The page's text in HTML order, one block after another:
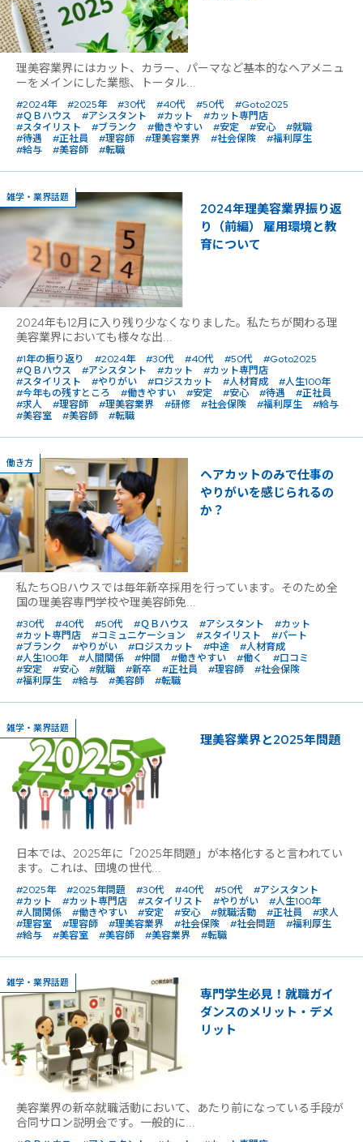
理美容業界にはカット、カラー、パーマなど基本的なヘアメニュ
ーをメインにした業態、トータル...
#2024年 #2025年 #30代 #40代 #50代
#Goto2025
#ＱＢハウス
#アシスタント #カット
#カット専門店
#スタイリスト
#ブランク #働きやすい #安定 #安心
#就職
#待遇
#正社員 #理容師 #理美容業界 #社会保険
#福利厚生
#給与
#美容師 #転職
雑学・業界話題
2024年理美容業界振り返
り（前編） 雇用環境と教
育について
2024年も12月に入り残り少なくなりました。私たちが関わる理
美容業界においても様々な出...
#1年の振り返り #2024年 #30代 #40代 #50代
#Goto2025
#ＱＢハウス
#アシスタント #カット
#カット専門店
#スタイリスト
#やりがい #ロジスカット #人材育成
#人生100年
#今年もの残すところ
#働きやすい #安定 #安心 #待遇
#正社員
#求人
#理容師 #理美容業界 #研修 #社会保険 #福利厚生
#給与
#美容室
#美容師 #転職
働き方
ヘアカットのみで仕事の
やりがいを感じられるの
か？
私たちQBハウスでは毎年新卒採用を行っています。そのため全
国の理美容専門学校や理美容師免...
#30代 #40代 #50代 #ＱＢハウス #アシスタント
#カット
#カット専門店
#コミュニケーション #スタイリスト
#パート
#ブランク
#やりがい #ロジスカット #中途
#人材育成
#人生100年
#人間関係 #仲間 #働きやすい #働く
#口コミ
#安定
#安心 #就職 #新卒 #正社員 #理容師
#社会保険
#福利厚生
#給与 #美容師 #転職
雑学・業界話題
理美容業界と2025年問題
日本では、2025年に「2025年問題」が本格化すると言われてい
ます。これは、団塊の世代...
#2025年 #2025年問題 #30代 #40代 #50代
#アシスタント
#カット
#カット専門店 #スタイリスト #やりがい
#人生100年
#人間関係
#働きやすい #安定 #安心 #就職活動 #正社員
#求人
#理容室
#理容師 #理美容業界 #社会保険 #社会問題
#福利厚生
#給与
#美容室 #美容師 #美容業界 #転職
雑学・業界話題
専門学生必見！就職ガイ
ダンスのメリット・デメ
リット
美容業界の新卒就職活動において、あたり前になっている手段が
合同サロン説明会です。一般的に...